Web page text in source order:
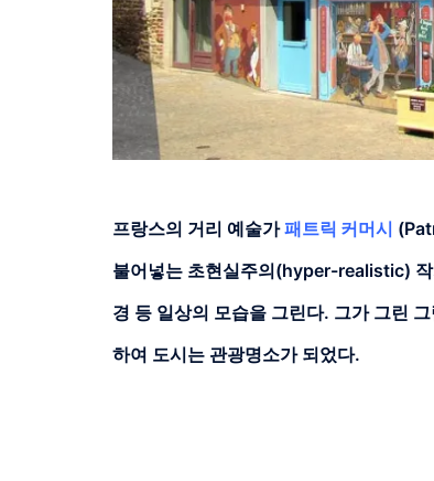
프랑스의 거리 예술가패트릭 커머시
불어넣는 초현실주의(hyper-realistic)
경 등 일상의 모습을 그린다. 그가 그린
하여 도시는 관광명소가 되었다.